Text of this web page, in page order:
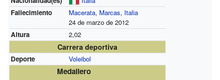
Fallecimiento
Macerata, Marcas, Italia
24 de marzo de 2012
Altura
2,02
Carrera deportiva
Deporte Voleibol
Medallero